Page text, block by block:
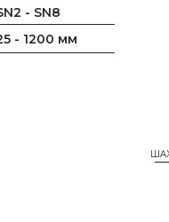
- SN8
- 1200 мм